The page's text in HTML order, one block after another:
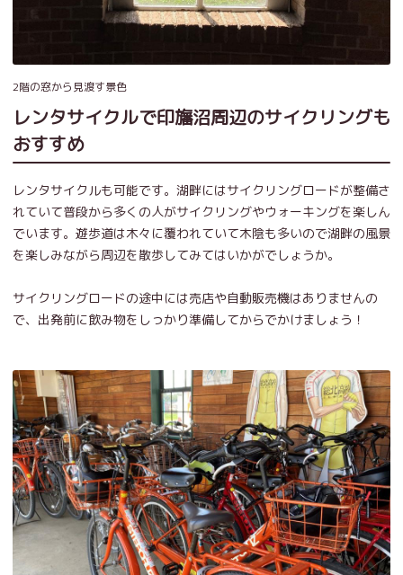
2階の窓から見渡す景色
レンタサイクルで印旛沼周辺のサイクリングも
おすすめ
レンタサイクルも可能です。湖畔にはサイクリングロードが整備さ
れていて普段から多くの人がサイクリングやウォーキングを楽しん
でいます。遊歩道は木々に覆われていて木陰も多いので湖畔の風景
を楽しみながら周辺を散歩してみてはいかがでしょうか。
サイクリングロードの途中には売店や自動販売機はありませんの
で、出発前に飲み物をしっかり準備してからでかけましょう！